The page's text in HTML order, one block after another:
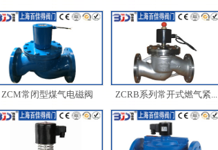
ZCM常闭型煤气电磁阀 ZCRB系列常开式燃气紧...